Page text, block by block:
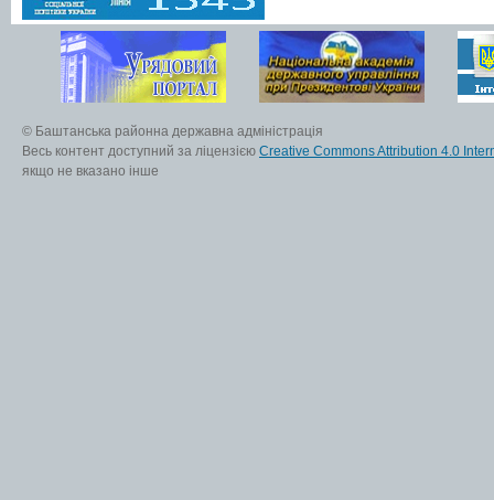
© Баштанська районна державна адміністрація
Весь контент доступний за ліцензією Creative Commons Attribution 4.0
якщо не вказано інше